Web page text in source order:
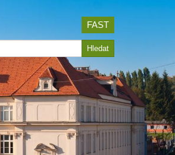
FAST
Hledat